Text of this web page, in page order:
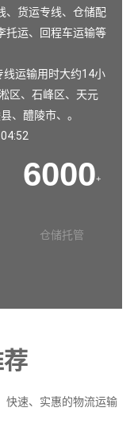
、货运专线、仓储配
托运、回程车运输等
线运输用时大约14小
区、 石峰区、 天元
、 醴陵市、。
6000+
仓储托管
快速、实惠的物流运输